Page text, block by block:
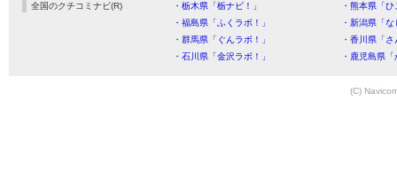
全国のクチコミナビ(R) ・栃木県「栃ナビ！」
・熊本県「
・福島県「ふくラボ！」
・新潟県「
・群馬県「ぐんラボ！」
・香川県「
・石川県「金沢ラボ！」
・鹿児島県
(C)